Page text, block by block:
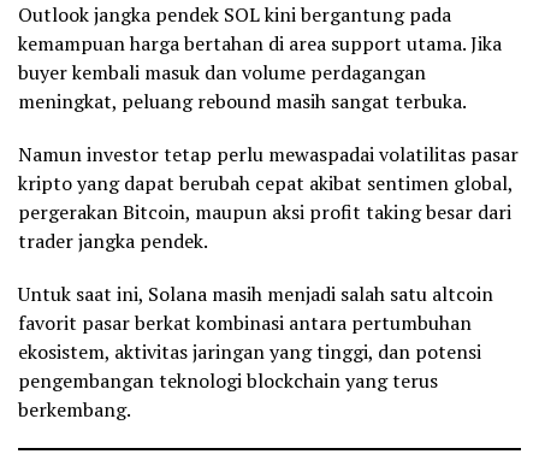
Outlook jangka pendek SOL kini bergantung pada
kemampuan harga bertahan di area support utama. Jika
buyer kembali masuk dan volume perdagangan
meningkat, peluang rebound masih sangat terbuka.
Namun investor tetap perlu mewaspadai volatilitas pasar
kripto yang dapat berubah cepat akibat sentimen global,
pergerakan Bitcoin, maupun aksi profit taking besar dari
trader jangka pendek.
Untuk saat ini, Solana masih menjadi salah satu altcoin
favorit pasar berkat kombinasi antara pertumbuhan
ekosistem, aktivitas jaringan yang tinggi, dan potensi
pengembangan teknologi blockchain yang terus
berkembang.